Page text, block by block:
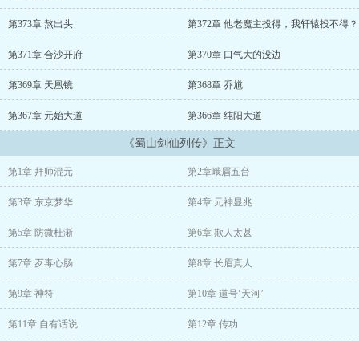
第373章 熬出头 第372章 他老魔主投得，我轩辕投不得？
第371章 合沙开府 第370章 口气大的没边
第369章 天凰镜 第368章 乔馗
第367章 元始大道 第366章 纯阳大道
《蜀山剑仙列传》正文
第1章 拜师混元 第2章峨眉五台
第3章 东京梦华 第4章 元神显兆
第5章 防微杜渐 第6章 欺人太甚
第7章 歹毒心肠 第8章 长眉真人
第9章 神符 第10章 道号‘天河’
第11章 自有话说 第12章 传功